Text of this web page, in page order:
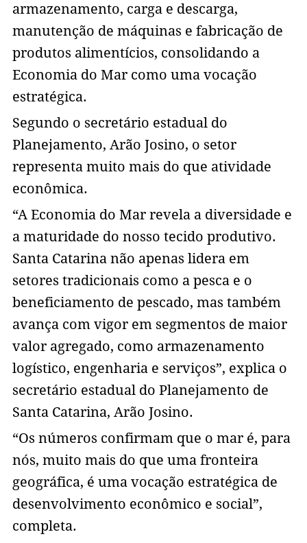
armazenamento, carga e descarga,
manutenção de máquinas e fabricação de
produtos alimentícios, consolidando a
Economia do Mar como uma vocação
estratégica.
Segundo o secretário estadual do
Planejamento, Arão Josino, o setor
representa muito mais do que atividade
econômica.
“A Economia do Mar revela a diversidade e
a maturidade do nosso tecido produtivo.
Santa Catarina não apenas lidera em
setores tradicionais como a pesca e o
beneficiamento de pescado, mas também
avança com vigor em segmentos de maior
valor agregado, como armazenamento
logístico, engenharia e serviços”, explica o
secretário estadual do Planejamento de
Santa Catarina, Arão Josino.
“Os números confirmam que o mar é, para
nós, muito mais do que uma fronteira
geográfica, é uma vocação estratégica de
desenvolvimento econômico e social”,
completa.